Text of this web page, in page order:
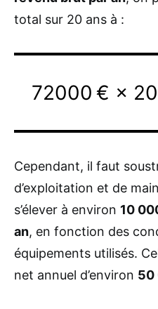
total sur 20 ans à :
72000 € ×
Cependant, il faut
d’exploitation et de
s’élever à environ 10
an, en fonction des
équipements utilisés.
net annuel d’environ 50